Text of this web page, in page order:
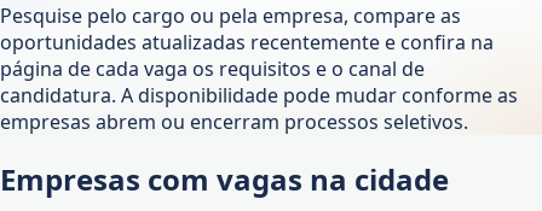
Pesquise pelo cargo ou pela empresa, compare as
oportunidades atualizadas recentemente e confira na
página de cada vaga os requisitos e o canal de
candidatura. A disponibilidade pode mudar conforme as
empresas abrem ou encerram processos seletivos.
Empresas com vagas na cidade